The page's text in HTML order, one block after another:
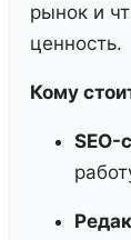
рынок и
ценность.
Кому
SEO-